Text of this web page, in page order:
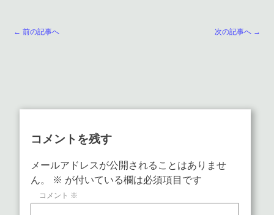
← 前の記事へ 次の記事へ →
コメントを残す
メールアドレスが公開されることはありませ
ん。
※ が付いている欄は必須項目です
コメント ※